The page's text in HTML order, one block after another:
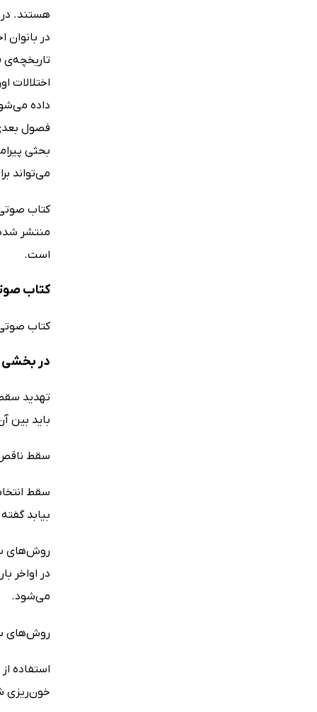
هستند.
در
تاریخچه‌ی
اختلالات
داده
فصول
بحثی
می‌تواند
کتاب
منتشر
است.
کتاب
کتاب
در بخشی
تهدید
باید بین
سقط
سقط
بیابد
روش‌های
در اواخر
می‌شود.
روش‌های
استفاده
خون‌ریزی